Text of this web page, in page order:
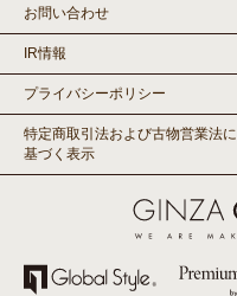
お問い合わせ
IR情報
プライバシーポリシー
特定商取引法および古物営業法に
基づく表示